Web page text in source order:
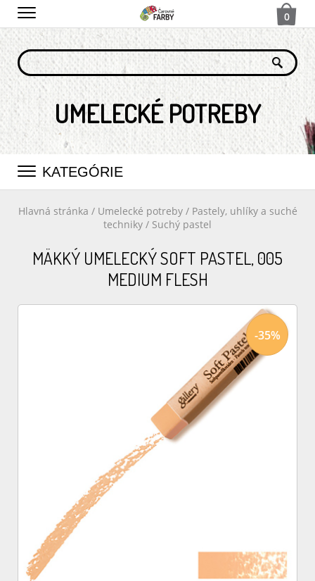
0
UMELECKÉ POTREBY
KATEGÓRIE
Hlavná stránka / Umelecké potreby/ Pastely, uhlíky a suché
techniky / Suchý pastel
MÄKKÝ UMELECKÝ SOFT PASTEL, 005
MEDIUM FLESH
-35%